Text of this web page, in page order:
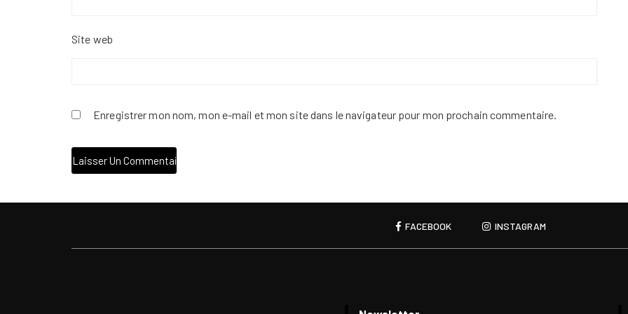
Site web
Enregistrer mon nom, mon e-mail et mon site dans le navigateur pour mon prochain commentaire.
FACEBOOK INSTAGRAM